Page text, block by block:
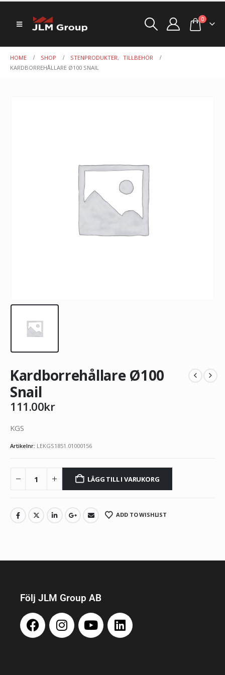
0
HOME SHOP STENPRODUKTER, TILLBEHÖR
KARDBORREHÅLLARE Ø100 SNAIL
Kardborrehållare Ø100
Snail
111.00kr
KGS
Artikelnr: LEKGS1851.01000156
LÄGG TILL I VARUKORG
ADD TO WISHLIST
Följ JLM Group AB